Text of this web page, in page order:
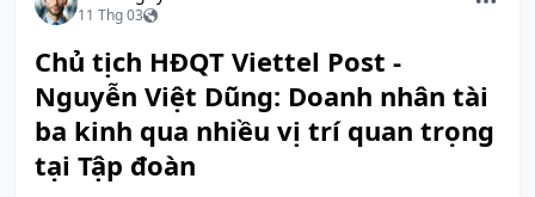
11 Thg 03
Chủ tịch HĐQT Viettel Post -
Nguyễn Việt Dũng: Doanh nhân tài
ba kinh qua nhiều vị trí quan trọng
tại Tập đoàn